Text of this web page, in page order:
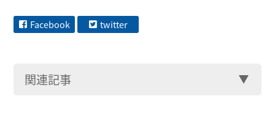
Facebook twitter
関連記事